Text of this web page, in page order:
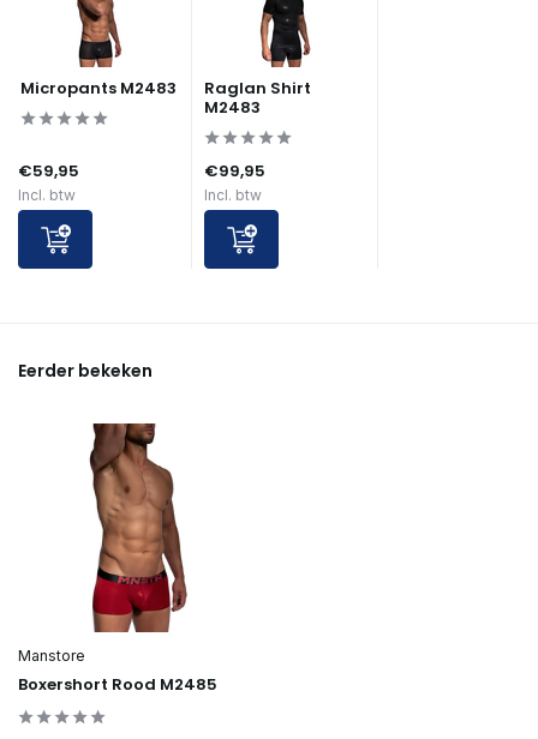
Micropants M2483
€59,95
Incl. btw
Raglan Shirt
M2483
€99,95
Incl. btw
Eerder bekeken
Manstore
Boxershort Rood M2485